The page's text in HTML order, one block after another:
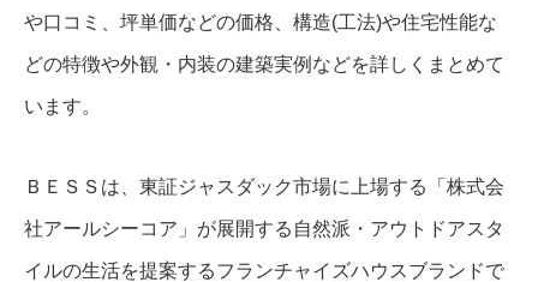
や口コミ、坪単価などの価格、構造(工法)や住宅性能な
どの特徴や外観・内装の建築実例などを詳しくまとめて
います。
ＢＥＳＳは、東証ジャスダック市場に上場する「株式会
社アールシーコア」が展開する自然派・アウトドアスタ
イルの生活を提案するフランチャイズハウスブランドで